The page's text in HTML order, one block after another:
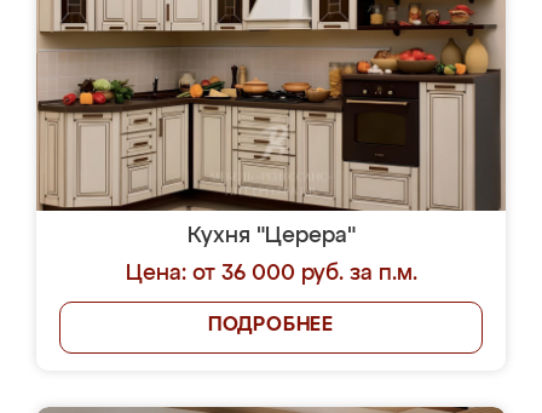
Кухня "Церера"
Цена: от 36 000 руб. за п.м.
ПОДРОБНЕЕ